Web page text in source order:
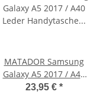
MATADOR Samsung
Galaxy A5 2017 / A40
Leder Handytasche Clip
23,95 € *